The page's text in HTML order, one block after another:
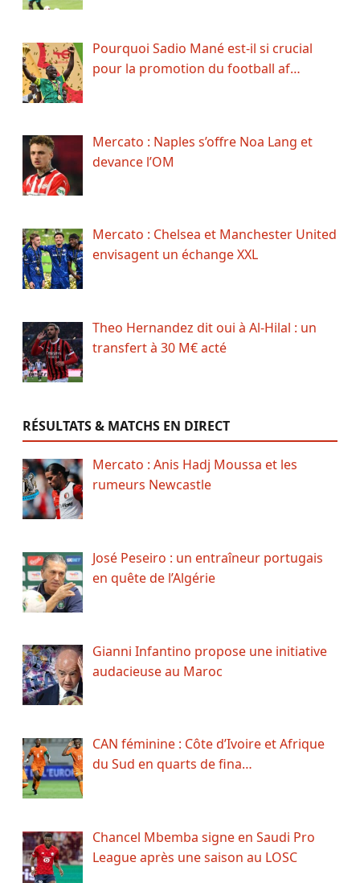
Pourquoi Sadio Mané est-il si crucial
pour la promotion du football af…
Mercato : Naples s’offre Noa Lang et
devance l’OM
Mercato : Chelsea et Manchester United
envisagent un échange XXL
Theo Hernandez dit oui à Al-Hilal : un
transfert à 30 M€ acté
RÉSULTATS & MATCHS EN DIRECT
Mercato : Anis Hadj Moussa et les
rumeurs Newcastle
José Peseiro : un entraîneur portugais
en quête de l’Algérie
Gianni Infantino propose une initiative
audacieuse au Maroc
CAN féminine : Côte d’Ivoire et Afrique
du Sud en quarts de fina…
Chancel Mbemba signe en Saudi Pro
League après une saison au LOSC